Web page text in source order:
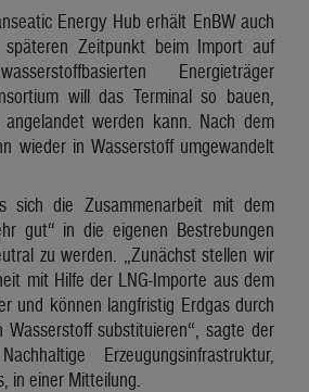
Energy Hub erhält EnBW auch
Zeitpunkt beim Import auf
Energieträger
will das Terminal so bauen,
werden kann. Nach dem
wieder in Wasserstoff umgewandelt
sich die Zusammenarbeit mit dem
gut“ in die eigenen Bestrebungen
zu werden. „Zunächst stellen wir
mit Hilfe der LNG-Importe aus dem
und können langfristig Erdgas durch
Wasserstoff substituieren“, sagte der
Erzeugungsinfrastruktur,
in einer Mitteilung.